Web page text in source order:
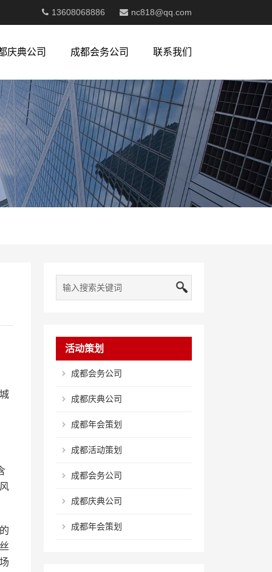
13608068886 nc818@qq.com
庆典公司 成都会务公司 联系我们
活动策划
成都会务公司
成都庆典公司
成都年会策划
成都活动策划
成都会务公司
成都庆典公司
成都年会策划